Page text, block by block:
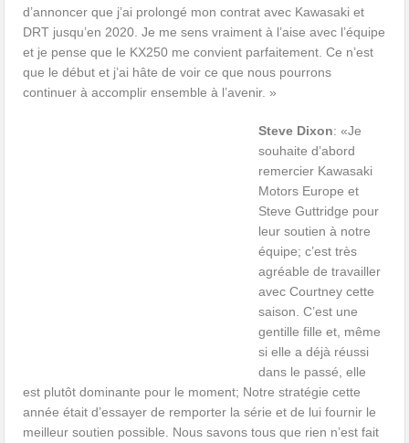
d’annoncer que j’ai prolongé mon contrat avec Kawasaki et
DRT jusqu’en 2020. Je me sens vraiment à l’aise avec l’équipe
et je pense que le KX250 me convient parfaitement. Ce n’est
que le début et j’ai hâte de voir ce que nous pourrons
continuer à accomplir ensemble à l’avenir. »
Steve Dixon: «Je
souhaite d’abord
remercier Kawasaki
Motors Europe et
Steve Guttridge pour
leur soutien à notre
équipe; c’est très
agréable de travailler
avec Courtney cette
saison. C’est une
gentille fille et, même
si elle a déjà réussi
dans le passé, elle
est plutôt dominante pour le moment; Notre stratégie cette
année était d’essayer de remporter la série et de lui fournir le
meilleur soutien possible. Nous savons tous que rien n’est fait